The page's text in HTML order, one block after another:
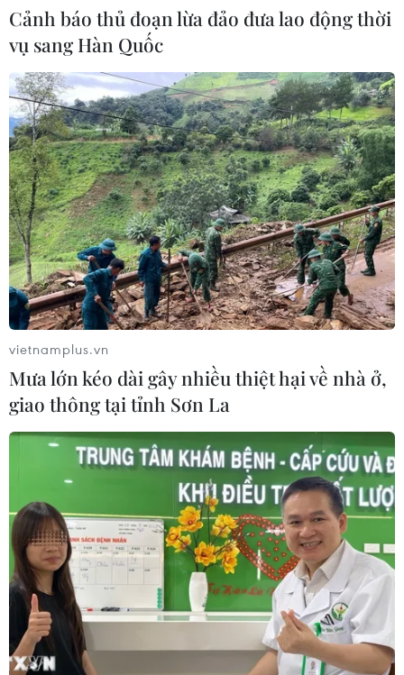
Cảnh báo thủ đoạn lừa đảo đưa lao động thời
vụ sang Hàn Quốc
vietnamplus.vn
Mưa lớn kéo dài gây nhiều thiệt hại về nhà ở,
giao thông tại tỉnh Sơn La